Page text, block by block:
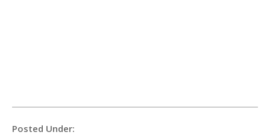
Posted Under: